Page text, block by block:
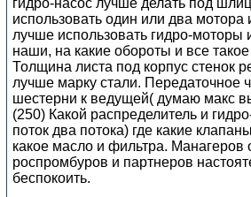
гидро-насос лучше делать под
использовать один или два мотора
лучше использовать гидро-моторы
наши, на какие обороты и все такое
Толщина листа под корпус стенок
лучше марку стали. Передаточное
шестерни к ведущей( думаю макс
(250) Какой распределитель и
поток два потока) где какие
какое масло и фильтра. Манагеров
роспромбуров и партнеров
беспокоить.